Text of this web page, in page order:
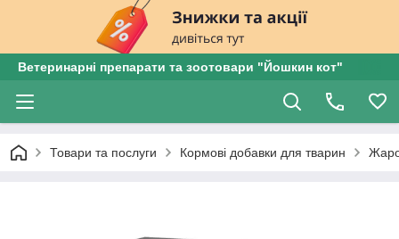
Ветеринарні препарати та зоотовари "Йошкин кот"
Товари та послуги Кормові добавки для тварин